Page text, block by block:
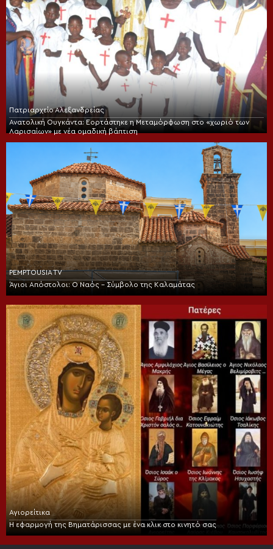
Πατριαρχείο Αλεξανδρείας
Ανατολική Ουγκάντα: Εορτάστηκε η Μεταμόρφωση στο «χωριό των
Λαρισαίων» με νέα ομαδική βάπτιση
PEMPTOUSIA TV
Άγιοι Απόστολοι: Ο Ναός – Σύμβολο της Καλαμάτας
Αγιορείτικα
Η εφαρμογή της Βηματάρισσας με ένα κλικ στο κινητό σας